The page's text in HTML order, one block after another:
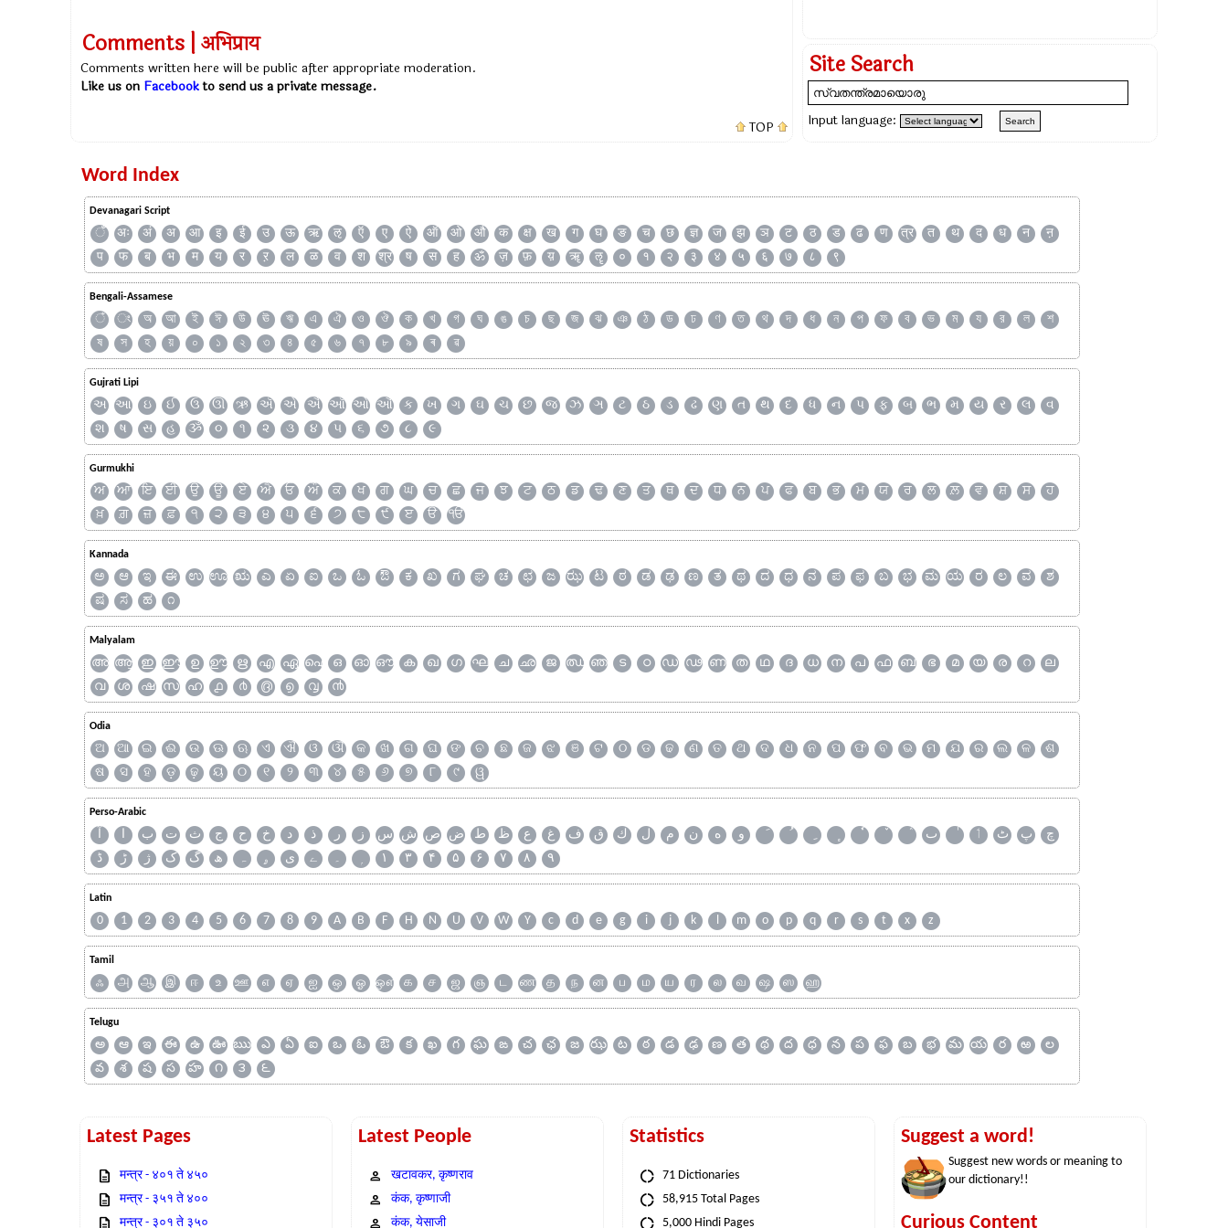
Comments | अभिप्राय
Comments written here will be public after appropriate moderation.
Like us on Facebookto send us a private message.
TOP
Site Search
Input language:
Word Index
Devanagari Script
ँ अः अं अ आ इ ई उ ऊ ऋ ऌ ऍ ए ऐ ऑ ओ औ क क्ष ख ग घ ङ च छ ज्ञ ज झ ञ ट ठ ड ढ ण त्र त थ द ध न
ऩ
प
फ ब भ म य र ऱ ल ळ व श श्र ष स ह ॐ ज़ फ़ य़ ॠ ॡ ० १ २ ३ ४ ५ ६ ७ ८ ९
Bengali-Assamese
ঁ ং অ আ ই ঈ উ ঊ ঋ এ ঐ ও ঔ ক খ গ ঘ ঙ চ ছ জ ঝ ঞ ঠ ড ঢ ণ ত থ দ ধ ন প ফ ব ভ ম য র ল
শ
ষ
স হ য় ০ ১ ২ ৩ ৪ ৫ ৬ ৭ ৮ ৯ ৰ ৱ
Gujrati Lipi
અ આ ઇ ઈ ઉ ઊ ઋ ઍ એ ઐ ઑ ઓ ઔ ક ખ ગ ઘ ચ છ જ ઝ ઞ ટ ઠ ડ ઢ ણ ત થ દ ધ ન પ ફ બ ભ મ ય ર લ
વ
શ
ષ સ હ ૐ ૦ ૧ ૨ ૩ ૪ ૫ ૬ ૭ ૮ ૯
Gurmukhi
ਅ ਆ ਇ ਈ ਉ ਊ ਏ ਐ ਓ ਔ ਕ ਖ ਗ ਘ ਚ ਛ ਜ ਝ ਟ ਠ ਡ ਢ ਣ ਤ ਥ ਦ ਧ ਨ ਪ ਫ ਬ ਭ ਮ ਯ ਰ ਲ ਲ਼ ਵ ਸ਼ ਸ
ਹ
ਖ਼
ਗ਼ ਜ਼ ਫ਼ ੧ ੨ ੩ ੪ ੫ ੬ ੭ ੮ ੯ ੲ ੳ ੴ
Kannada
ಅ ಆ ಇ ಈ ಉ ಊ ಋ ಎ ಏ ಐ ಒ ಓ ಔ ಕ ಖ ಗ ಘ ಚ ಛ ಜ ಝ ಟ ಠ ಡ ಢ ಣ ತ ಥ ದ ಧ ನ ಪ ಫ ಬ ಭ ಮ ಯ ರ ಲ ವ
ಶ
ಷ
ಸ ಹ ೧
Malyalam
അ ആ ഇ ഈ ഉ ഊ ഋ എ ഏ ഐ ഒ ഓ ഔ ക ഖ ഗ ഘ ച ഛ ജ ഝ ഞ ട ഠ ഡ ഢ ണ ത ഥ ദ ധ ന പ ഫ ബ ഭ മ യ ര റ
ല
വ
ശ ഷ സ ഹ ൧ ൪ ൫ ൭ ൮ ൯
Odia
ଅ ଆ ଇ ଈ ଉ ଊ ଋ ଏ ଐ ଓ ଔ କ ଖ ଗ ଘ ଙ ଚ ଛ ଜ ଝ ଞ ଟ ଠ ଡ ଢ ଣ ତ ଥ ଦ ଧ ନ ପ ଫ ବ ଭ ମ ଯ ର ଲ ଳ
ଶ
ଷ
ସ ହ ଡ଼ ଢ଼ ୟ ୦ ୧ ୨ ୩ ୪ ୫ ୬ ୭ ୮ ୯ ୱ
Perso-Arabic
آ ا ب ت ث ج ح خ د ذ ر ز س ش ص ض ط ظ ع غ ف ق ك ل م ن ه و ٮ ٲ ٹ پ
چ
ڈ
ڑ ژ ک گ ھ ہ ۄ ی ے ۔ ۱ ۳ ۴ ۵ ۶ ۷ ۸ ۹
Latin
0 1 2 3 4 5 6 7 8 9 A B F H N U V W Y c d e g i j k l m o p q r s t x z
Tamil
ஃ அ ஆ இ ஈ உ ஊ எ ஏ ஐ ஒ ஓ ஔ க ச ஜ ஞ ட ண த ந ன ப ம ய ர ல வ ஷ ஸ ஹ
Telugu
అ ఆ ఇ ఈ ఉ ఊ ఋ ఎ ఏ ఐ ఒ ఓ ఔ క ఖ గ ఘ ఙ చ ఛ జ ఝ ట ఠ డ ఢ ణ త థ ద ధ న ప ఫ బ భ మ య ర ఱ
ల
వ
శ ష స హ ౧ ౩ ౬
Latest Pages
मन्त्र - ४०१ ते ४५०
मन्त्र - ३५१ ते ४००
मन्त्र - ३०१ ते ३५०
Latest People
खटावकर, कृष्णराव
कंक, कृष्णाजी
कंक, येसाजी
Statistics
71 Dictionaries
58,915 Total Pages
5,000 Hindi Pages
Suggest a word!
Suggest new words or meaning to
our dictionary!!
Curious Content